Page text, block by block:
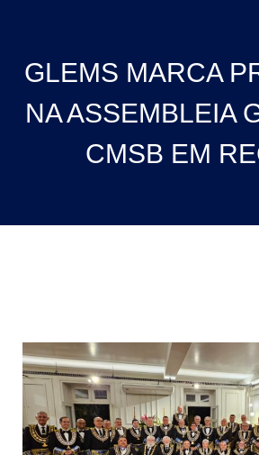
GLEMS MARCA
NA ASSEMBLEIA
CMSB EM